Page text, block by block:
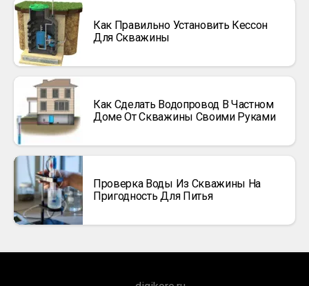
Как Правильно Установить Кессон
Для Скважины
Как Сделать Водопровод В Частном
Доме От Скважины Своими Руками
Проверка Воды Из Скважины На
Пригодность Для Питья